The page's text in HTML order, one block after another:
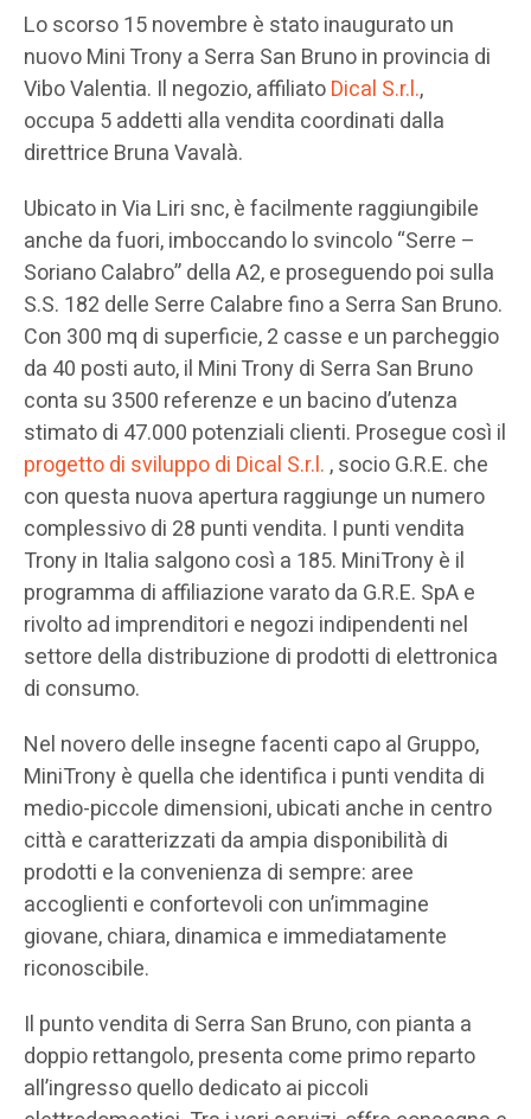
Lo scorso 15 novembre è stato inaugurato un
nuovo Mini Trony a Serra San Bruno in provincia di
Vibo Valentia. Il negozio, affiliatoDical S.r.l.,
occupa 5 addetti alla vendita coordinati dalla
direttrice Bruna Vavalà.
Ubicato in Via Liri snc, è facilmente raggiungibile
anche da fuori, imboccando lo svincolo “Serre –
Soriano Calabro” della A2, e proseguendo poi sulla
S.S. 182 delle Serre Calabre fino a Serra San Bruno.
Con 300 mq di superficie, 2 casse e un parcheggio
da 40 posti auto, il Mini Trony di Serra San Bruno
conta su 3500 referenze e un bacino d’utenza
stimato di 47.000 potenziali clienti. Prosegue così il
progetto di sviluppodi Dical S.r.l., socio G.R.E. che
con questa nuova apertura raggiunge un numero
complessivo di 28 punti vendita. I punti vendita
Trony in Italia salgono così a 185. MiniTrony è il
programma di affiliazione varato da G.R.E. SpA e
rivolto ad imprenditori e negozi indipendenti nel
settore della distribuzione di prodotti di elettronica
di consumo.
Nel novero delle insegne facenti capo al Gruppo,
MiniTrony è quella che identifica i punti vendita di
medio-piccole dimensioni, ubicati anche in centro
città e caratterizzati da ampia disponibilità di
prodotti e la convenienza di sempre: aree
accoglienti e confortevoli con un’immagine
giovane, chiara, dinamica e immediatamente
riconoscibile.
Il punto vendita di Serra San Bruno, con pianta a
doppio rettangolo, presenta come primo reparto
all’ingresso quello dedicato ai piccoli